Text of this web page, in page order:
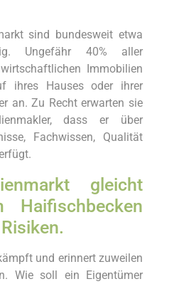
sind bundesweit etwa
Ungefähr 40% aller
Immobilien
ihres Hauses oder ihrer
an. Zu Recht erwarten sie
dass er über
Fachwissen, Qualität
gleicht
Haifischbecken
und erinnert zuweilen
Wie soll ein Eigentümer